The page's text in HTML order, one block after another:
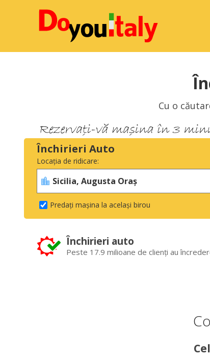
Cu o
Închirieri Auto
Locația de ridicare:
Predați mașina la același birou
Închirieri auto
Peste 17.9 milioane de clienți au